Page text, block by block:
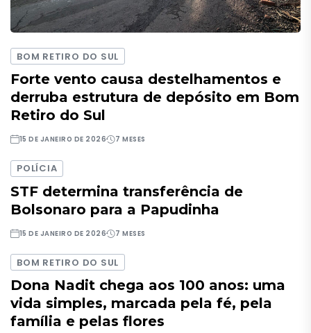
BOM RETIRO DO SUL
Forte vento causa destelhamentos e
derruba estrutura de depósito em Bom
Retiro do Sul
15 DE JANEIRO DE 2026 7 MESES
POLÍCIA
STF determina transferência de
Bolsonaro para a Papudinha
15 DE JANEIRO DE 2026 7 MESES
BOM RETIRO DO SUL
Dona Nadit chega aos 100 anos: uma
vida simples, marcada pela fé, pela
família e pelas flores